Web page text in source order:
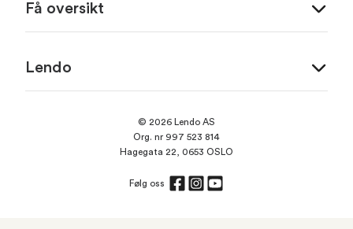
Få oversikt
Lendo
© 2026 Lendo AS
Org. nr 997 523 814
Hagegata 22, 0653 OSLO
Følg oss